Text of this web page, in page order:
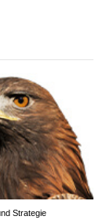
Strategie